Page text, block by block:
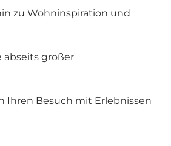
zu Wohninspiration und
abseits großer
Ihren Besuch mit Erlebnissen